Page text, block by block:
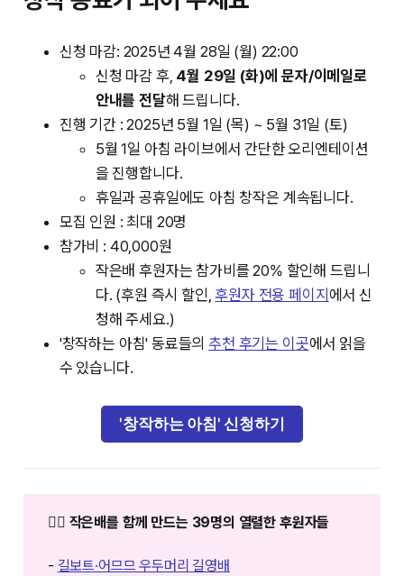
신청 마감: 2025년 4월 28일 (월) 22:00
신청 마감 후, 4월 29일 (화)에 문자/이메일로
안내를 전달해 드립니다.
진행 기간 : 2025년 5월 1일 (목) ~ 5월 31일 (토)
5월 1일 아침 라이브에서 간단한 오리엔테이션
을 진행합니다.
휴일과 공휴일에도 아침 창작은 계속됩니다.
모집 인원 : 최대 20명
참가비 : 40,000원
작은배 후원자는 참가비를 20% 할인해 드립니
다. (후원 즉시 할인,후원자 전용 페이지에서 신
청해 주세요.)
'창작하는 아침' 동료들의추천 후기는 이곳에서 읽을
수 있습니다.
'창작하는 아침' 신청하기
❤️‍🔥 작은배를 함께 만드는 39명의 열렬한 후원자들
- 길보트·어므므 우두머리 길영배